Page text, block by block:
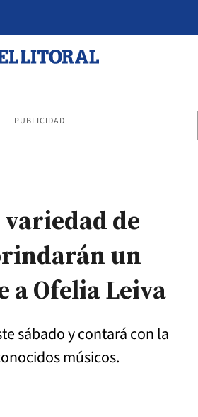
PUBLICIDAD
de
un
a Ofelia Leiva
sábado y contará con la
músicos.